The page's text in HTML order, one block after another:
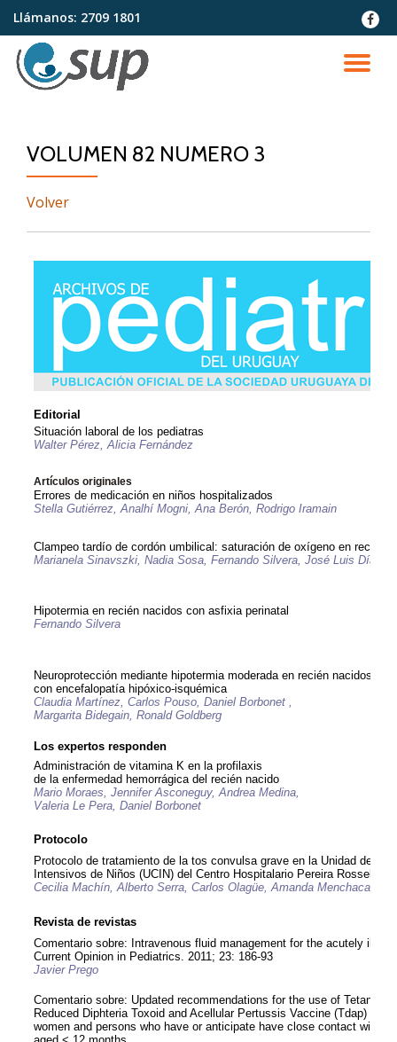
Saltar
contenido
Llámanos: 2709 1801
fa-
VOLUMEN 82 NUMERO 3
Volver